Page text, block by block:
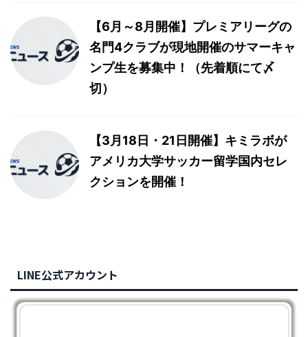
【6月～8月開催】プレミアリーグの
名門4クラブが現地開催のサマーキャ
ンプ生を募集中！（先着順にて〆
切）
【3月18日・21日開催】キミラボが
アメリカ大学サッカー留学国内セレ
クションを開催！
LINE公式アカウント